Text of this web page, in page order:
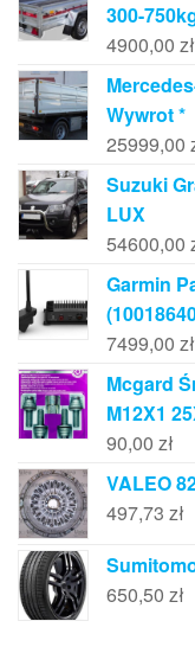
300-
4900,00 zł
Wywrot *
25999,00
Suzuki
LUX
54600,00
Garmin
7499,00 zł
Mcgard
M12X1
90,00 zł
VALEO
497,73 zł
650,50 zł